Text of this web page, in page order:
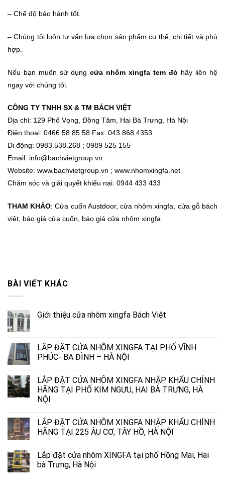
– Chế độ bảo hành tốt.
– Chúng tôi luôn tư vấn lựa chọn sản phẩm cụ thể, chi tiết và phù
hợp.
Nếu bạn muốn sử dụng cửa nhôm xingfa tem đỏ hãy liên hệ
ngay với chúng tôi.
CÔNG TY TNHH SX & TM BÁCH VIỆT
Địa chỉ: 129 Phố Vọng, Đồng Tâm, Hai Bà Trưng, Hà Nội
Điện thoại: 0466 58 85 58 Fax: 043.868 4353
Di động: 0983.538.268 ; 0989 525 155
Email: info@bachvietgroup.vn
Website: www.bachvietgroup.vn ; www.nhomxingfa.net
Chăm sóc và giải quyết khiếu nại: 0944 433 433
THAM KHẢO:Cửa cuốn Austdoor,cửa nhôm xingfa, cửa gỗ bách
việt, báo giá cửa cuốn, báo giá cửa nhôm xingfa
BÀI VIẾT KHÁC
Giới thiệu cửa nhôm xingfa Bách Việt
LẮP ĐẶT CỬA NHÔM XINGFA TẠI PHỐ VĨNH
PHÚC- BA ĐÌNH – HÀ NỘI
LẮP ĐẶT CỬA NHÔM XINGFA NHẬP KHẨU CHÍNH
HÃNG TẠI PHỐ KIM NGƯU, HAI BÀ TRƯNG, HÀ
NỘI
LẮP ĐẶT CỬA NHÔM XINGFA NHẬP KHẨU CHÍNH
HÃNG TẠI 225 ÂU CƠ, TÂY HỒ, HÀ NỘI
Lắp đặt cửa nhôm XINGFA tại phố Hồng Mai, Hai
bà Trưng, Hà Nội